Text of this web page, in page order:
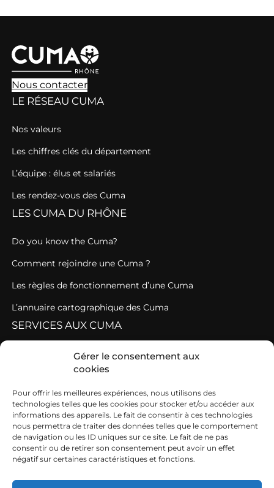
Gérer le consentement aux
cookies
Pour offrir les meilleures expériences, nous utilisons des
technologies telles que les cookies pour stocker et/ou accéder aux
informations des appareils. Le fait de consentir à ces technologies
nous permettra de traiter des données telles que le comportement
de navigation ou les ID uniques sur ce site. Le fait de ne pas
consentir ou de retirer son consentement peut avoir un effet
négatif sur certaines caractéristiques et fonctions.
Nous contacter
LE RÉSEAU CUMA
Nos valeurs
Les chiffres clés du département
L’équipe : élus et salariés
Les rendez-vous des Cuma
LES CUMA DU RHÔNE
Do you know the Cuma?
Comment rejoindre une Cuma ?
Les règles de fonctionnement d’une Cuma
L’annuaire cartographique des Cuma
SERVICES AUX CUMA
Assistance administrative et juridique
DiNA Cuma ou comment conseiller les Cuma
Se former
CONTACT
234 rue Général de Gaulle
69 530 BRIGNAIS